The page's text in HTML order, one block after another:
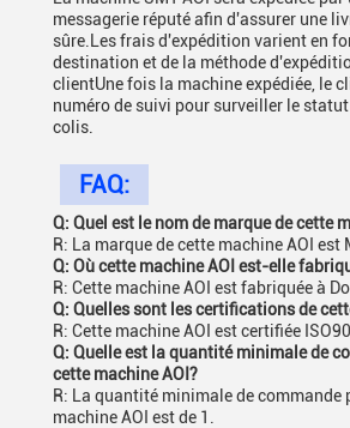
messagerie réputé afin d'assurer une
sûre.Les frais d'expédition varient en
destination et de la méthode
clientUne fois la machine expédiée, le
numéro de suivi pour surveiller le
colis.
FAQ:
Q: Quel est le nom de marque de cette
R: La marque de cette machine AOI est
Q: Où cette machine AOI est-elle
R: Cette machine AOI est fabriquée à
Q: Quelles sont les certifications de
R: Cette machine AOI est certifiée
Q: Quelle est la quantité minimale de
cette machine AOI?
R: La quantité minimale de commande
machine AOI est de 1.